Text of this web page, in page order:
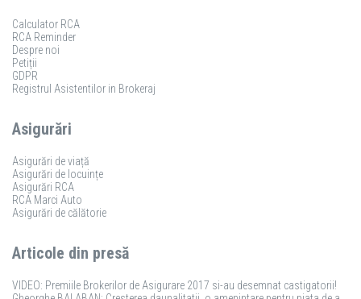
Calculator RCA
RCA Reminder
Despre noi
Petiții
GDPR
Registrul Asistentilor in Brokeraj
Asigurări
Asigurări de viață
Asigurări de locuințe
Asigurări RCA
RCA Marci Auto
Asigurări de călătorie
Articole din presă
VIDEO: Premiile Brokerilor de Asigurare 2017 si-au desemnat castigatorii!